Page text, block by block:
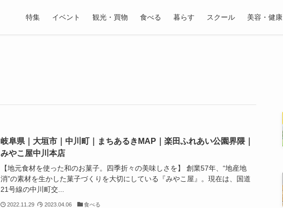
特集 イベント 観光・買物 食べる 暮らす スクール 美容・健康
岐阜県｜大垣市｜中川町｜まちあるきMAP｜楽田ふれあい公園界隈｜
みやこ屋中川本店
【地元食材を使った和のお菓子。四季折々の美味しさを】 創業57年、“地産地
消”の素材を生かした菓子づくりを大切にしている『みやこ屋』。現在は、国道
21号線の中川町交...
2022.11.29 2023.04.06 食べる